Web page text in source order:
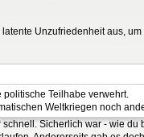
Unzufriedenheit aus,
Teilhabe verwehrt.
Weltkriegen noch
Sicherlich war - wie